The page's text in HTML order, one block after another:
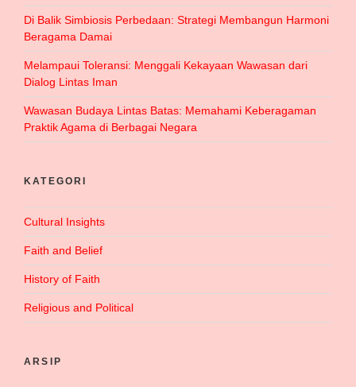
Di Balik Simbiosis Perbedaan: Strategi Membangun Harmoni
Beragama Damai
Melampaui Toleransi: Menggali Kekayaan Wawasan dari
Dialog Lintas Iman
Wawasan Budaya Lintas Batas: Memahami Keberagaman
Praktik Agama di Berbagai Negara
KATEGORI
Cultural Insights
Faith and Belief
History of Faith
Religious and Political
ARSIP